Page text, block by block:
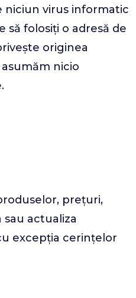
niciun virus informatic
folosiți o adresă de
originea
nicio
prețuri,
actualiza
excepția cerințelor